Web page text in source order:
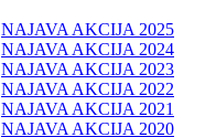
NAJAVA AKCIJA 2025
NAJAVA AKCIJA 2024
NAJAVA AKCIJA 2023
NAJAVA AKCIJA 2022
NAJAVA AKCIJA 2021
NAJAVA AKCIJA 2020